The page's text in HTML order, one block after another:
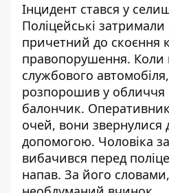
Інцидент стався у
Поліцейські
причетний до скоєння
правопорушення. Коли
службового
розпорошив у обличчя
балончик.
очей, вони звернулися
допомогою. Чоловіка
вибачився перед
напав. За його